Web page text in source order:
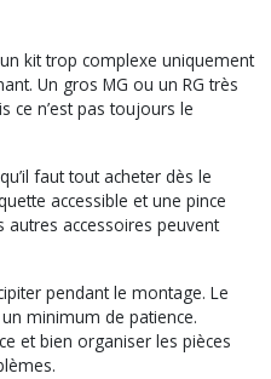
kit trop complexe uniquement
Un gros MG ou un RG très
ce n’est pas toujours le
faut tout acheter dès le
accessible et une pince
accessoires peuvent
pendant le montage. Le
minimum de patience.
et bien organiser les pièces